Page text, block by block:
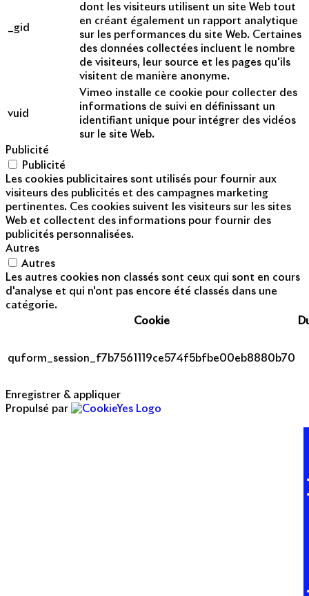
_gid
dont les visiteurs utilisent un site Web tout
en créant également un rapport analytique
sur les performances du site Web. Certaines
des données collectées incluent le nombre
de visiteurs, leur source et les pages qu'ils
visitent de manière anonyme.
vuid
Vimeo installe ce cookie pour collecter des
informations de suivi en définissant un
identifiant unique pour intégrer des vidéos
sur le site Web.
Publicité
Publicité
Les cookies publicitaires sont utilisés pour fournir aux
visiteurs des publicités et des campagnes marketing
pertinentes. Ces cookies suivent les visiteurs sur les sites
Web et collectent des informations pour fournir des
publicités personnalisées.
Autres
Autres
Les autres cookies non classés sont ceux qui sont en cours
d'analyse et qui n'ont pas encore été classés dans une
catégorie.
Cookie
quform_session_f7b7561119ce574f5bfbe00eb8880b70
Enregistrer & appliquer
Propulsé par